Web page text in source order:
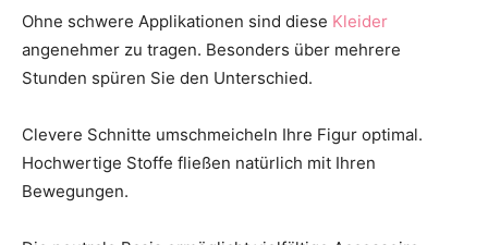
Ohne schwere Applikationen sind diese Kleider
angenehmer zu tragen. Besonders über mehrere
Stunden spüren Sie den Unterschied.
Clevere Schnitte umschmeicheln Ihre Figur optimal.
Hochwertige Stoffe fließen natürlich mit Ihren
Bewegungen.